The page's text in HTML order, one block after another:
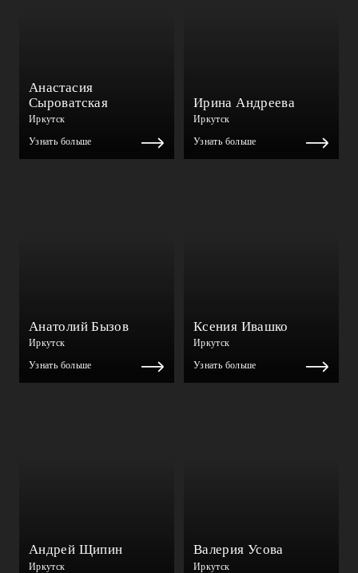
Анастасия
Сыроватская
Иркутск
Узнать больше
Ирина Андреева
Иркутск
Узнать больше
Анатолий Бызов
Иркутск
Узнать больше
Ксения Ивашко
Иркутск
Узнать больше
Андрей Щипин
Иркутск
Валерия Усова
Иркутск